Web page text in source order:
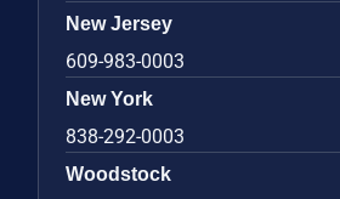
New Jersey
609-983-0003
New York
838-292-0003
Woodstock